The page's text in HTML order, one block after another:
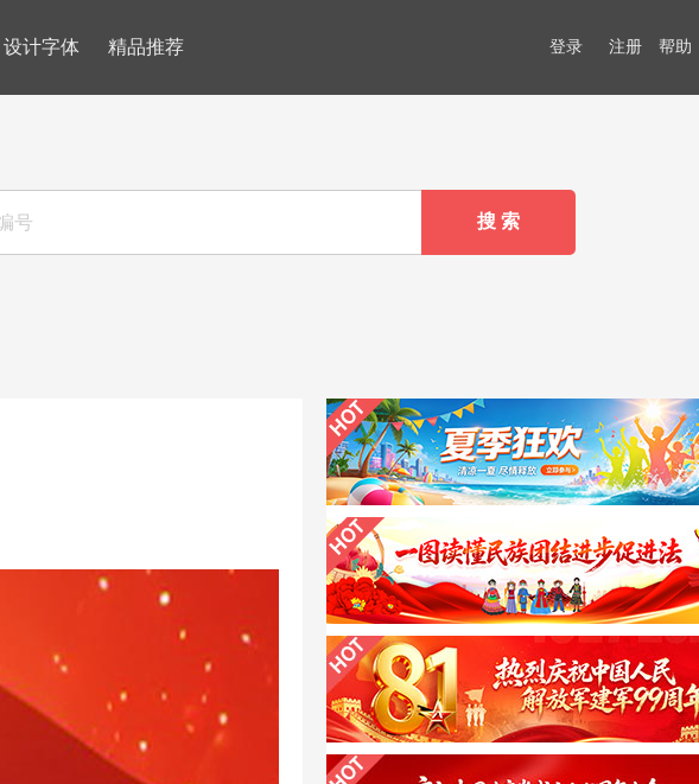
设计字体 精品推荐 登录 注册 帮助